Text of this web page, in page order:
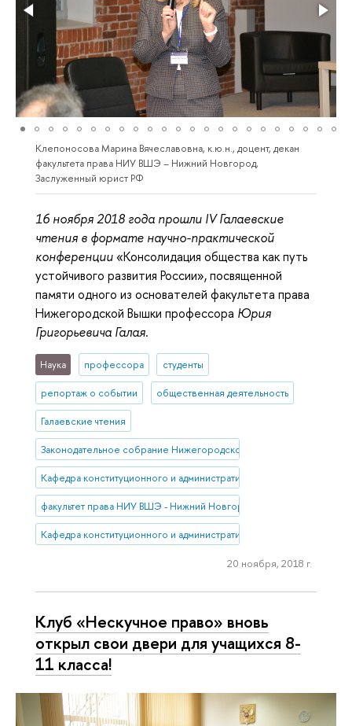
Клепоносова Марина Вячеславовна, к.ю.н., доцент, декан
факультета права НИУ ВШЭ – Нижний Новгород,
Заслуженный юрист РФ
16 ноября 2018 года прошли IV Галаевские
чтения в формате научно-практической
конференции«Консолидация общества как путь
устойчивого развития России», посвященной
памяти одного из основателей факультета права
Нижегородской Вышки профессора Юрия
Григорьевича Галая.
Наука профессора студенты
репортаж о событии общественная деятельность
Галаевские чтения
Законодательное собрание Нижегородской области
Кафедра конституционного и административного права НИУ ВШЭ
факультет права НИУ ВШЭ - Нижний Новгород
Кафедра конституционного и административного права (Нижний
20 ноября, 2018 г.
Клуб «Нескучное право» вновь
открыл свои двери для учащихся 8-
11 класса!